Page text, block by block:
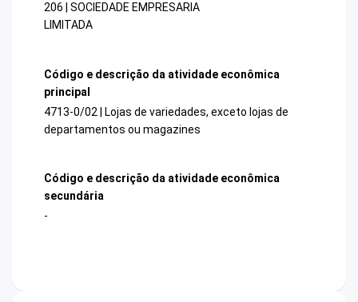
206 | SOCIEDADE EMPRESARIA
LIMITADA
Código e descrição da atividade econômica
principal
4713-0/02 | Lojas de variedades, exceto lojas de
departamentos ou magazines
Código e descrição da atividade econômica
secundária
-